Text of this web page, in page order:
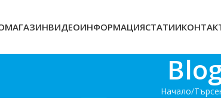
МАГАЗИНВИДЕОИНФОРМАЦИЯСТАТИИ
Начало